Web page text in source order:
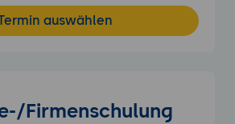
auswählen
Firmenschulung